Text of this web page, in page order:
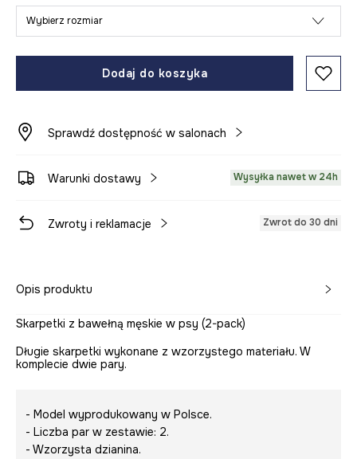
Wybierz rozmiar
Dodaj do koszyka
Sprawdź dostępność w salonach
Warunki dostawy Wysyłka nawet w 24h
Zwroty i reklamacje Zwrot do 30 dni
Opis produktu
Skarpetki z bawełną męskie w psy (2-pack)
Długie skarpetki wykonane z wzorzystego materiału. W
komplecie dwie pary.
- Model wyprodukowany w Polsce.
- Liczba par w zestawie: 2.
- Wzorzysta dzianina.